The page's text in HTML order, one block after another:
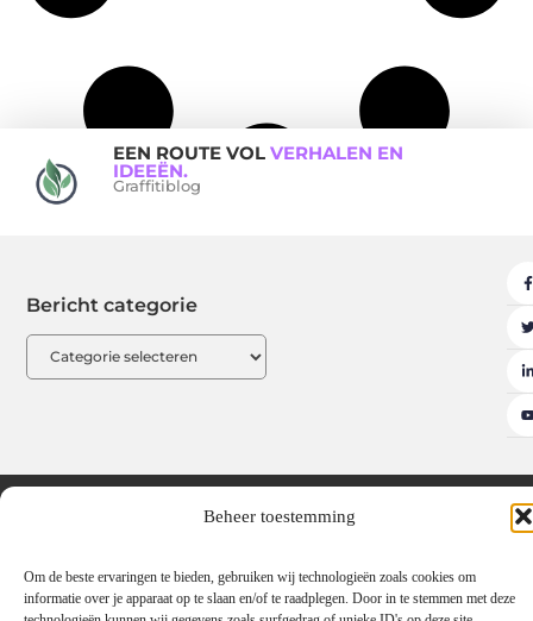
Beheer toestemming
Om de beste ervaringen te bieden, gebruiken wij technologieën zoals cookies om
informatie over je apparaat op te slaan en/of te raadplegen. Door in te stemmen met deze
EEN ROUTE VOL VERHALEN EN
IDEEËN.
Graffitiblog
Bericht categorie
Beroemdheden Contact
Linkbuilding platform: de sleutel tot meer online autoriteit